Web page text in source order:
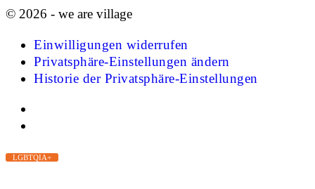
© 2026 - we are village
Einwilligungen widerrufen
Privatsphäre-Einstellungen ändern
Historie der Privatsphäre-Einstellungen
LGBTQIA+